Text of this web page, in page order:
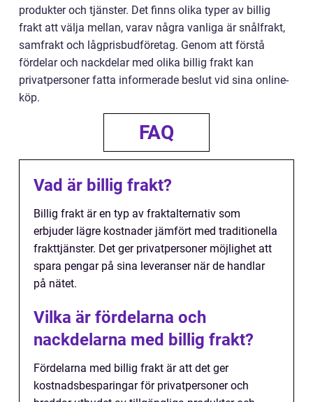
produkter och tjänster. Det finns olika typer av billig
frakt att välja mellan, varav några vanliga är snålfrakt,
samfrakt och lågprisbudföretag. Genom att förstå
fördelar och nackdelar med olika billig frakt kan
privatpersoner fatta informerade beslut vid sina online-
köp.
FAQ
Vad är billig frakt?
Billig frakt är en typ av fraktalternativ som
erbjuder lägre kostnader jämfört med traditionella
frakttjänster. Det ger privatpersoner möjlighet att
spara pengar på sina leveranser när de handlar
på nätet.
Vilka är fördelarna och
nackdelarna med billig frakt?
Fördelarna med billig frakt är att det ger
kostnadsbesparingar för privatpersoner och